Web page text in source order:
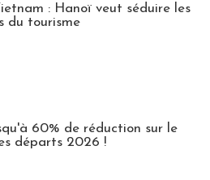
: Hanoï veut séduire les
du tourisme
60% de réduction sur le
départs 2026 !